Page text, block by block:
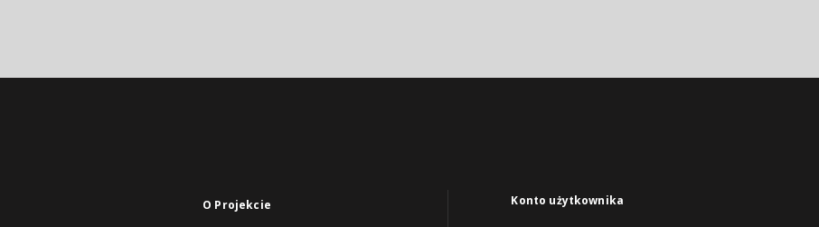
O Projekcie Konto użytkownika